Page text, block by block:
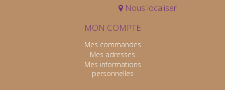
Nous localiser
MON COMPTE
Mes commandes
Mes adresses
Mes informations
personnelles